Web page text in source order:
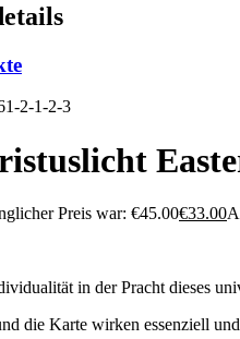
2-1-2-3
Preis war: €45.00€33.00
in der Pracht dieses
die Karte wirken essenziell